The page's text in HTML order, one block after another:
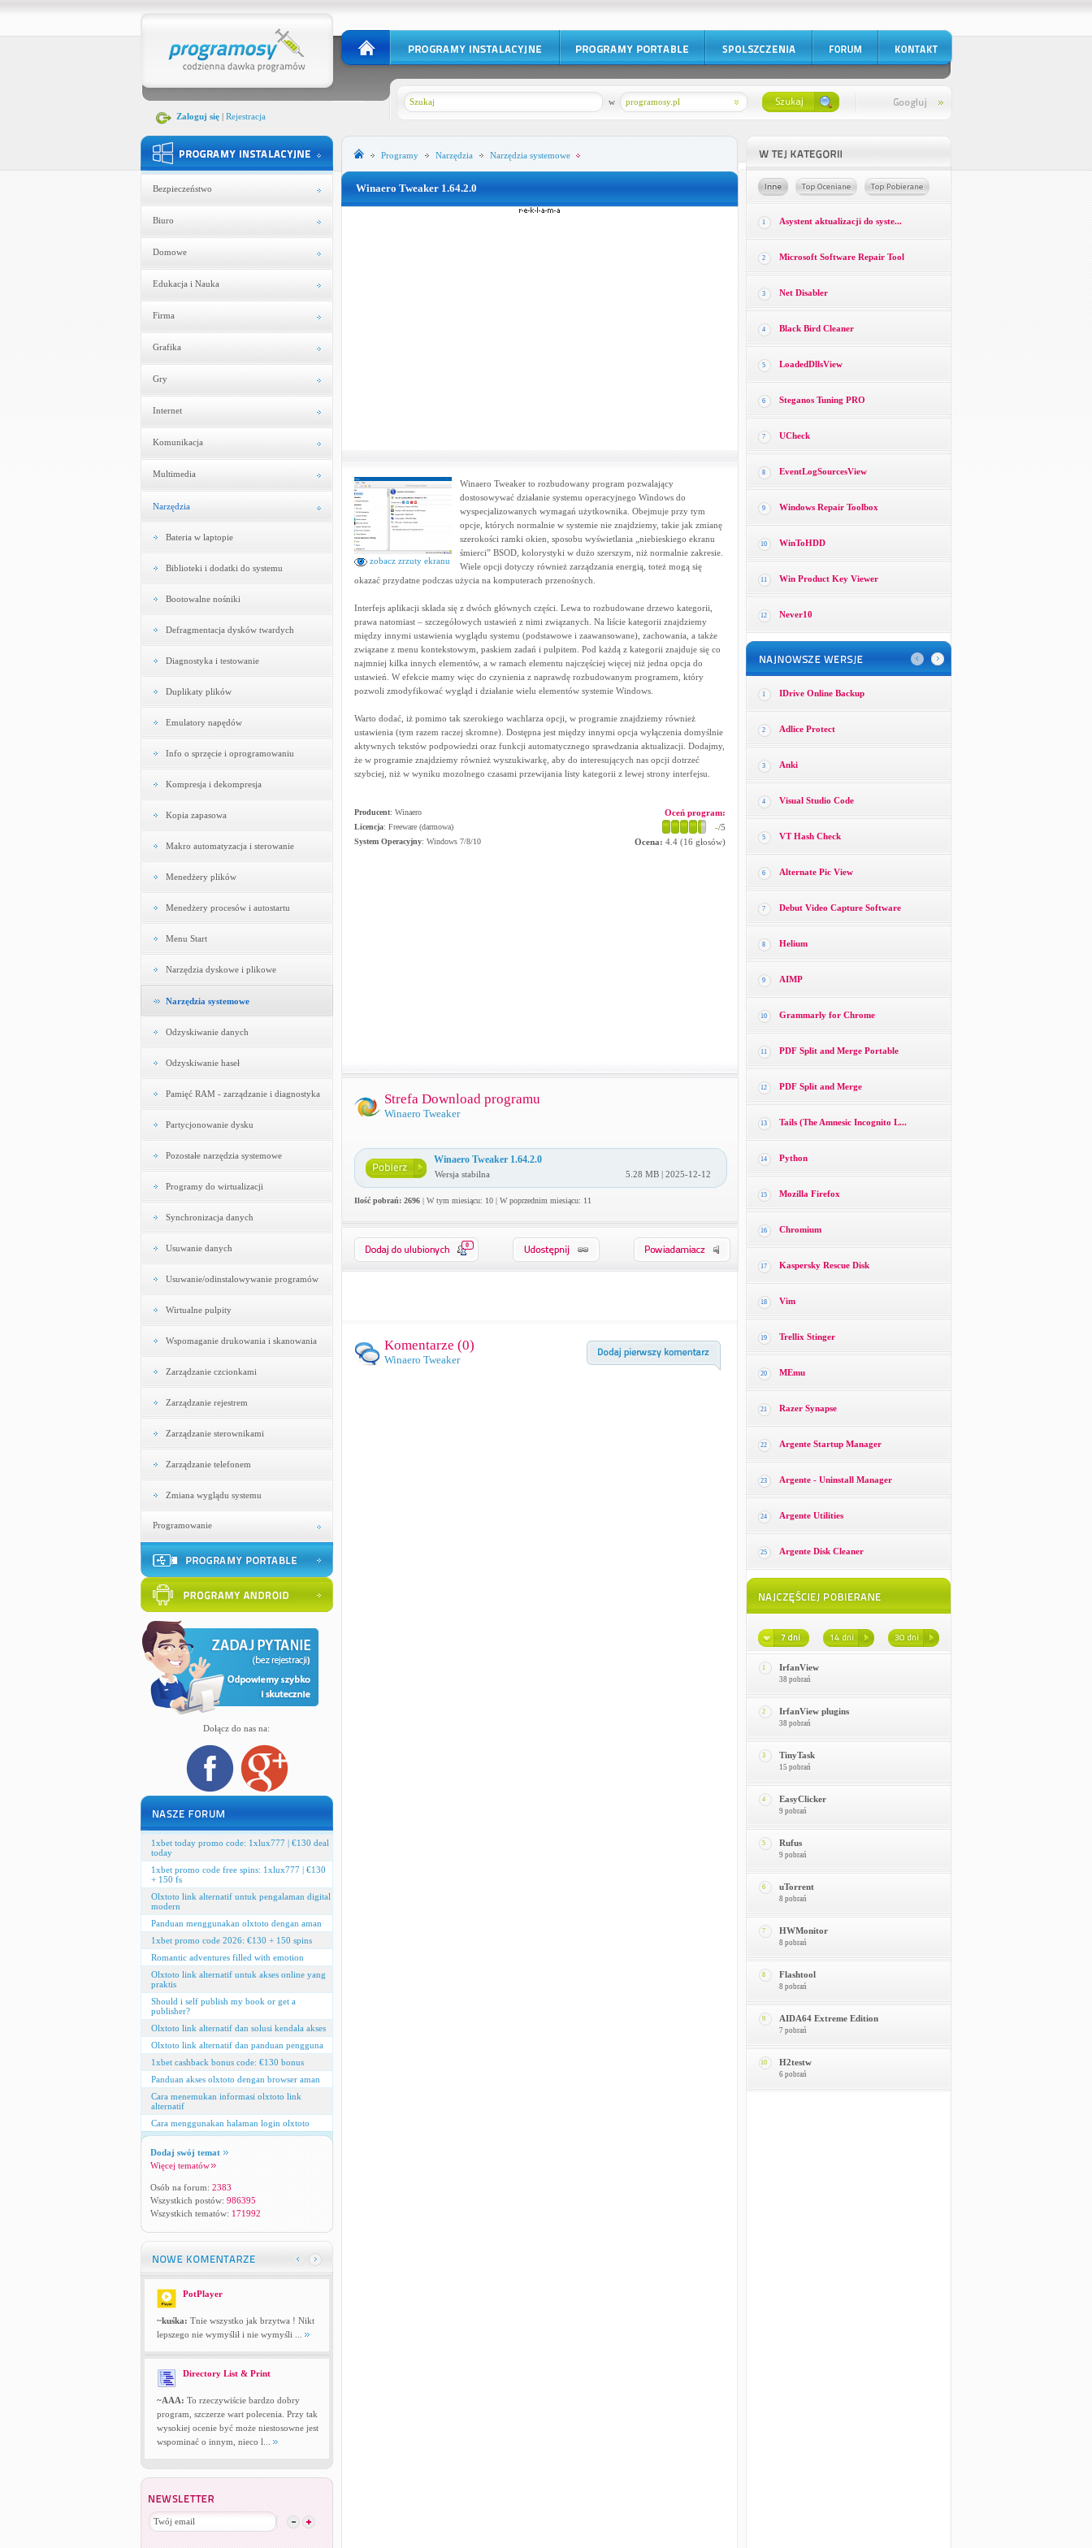
Zaloguj się| Rejestracja
programosy.pl
w
Bezpieczeństwo
Biuro
Domowe
Edukacja i Nauka
Firma
Grafika
Gry
Internet
Komunikacja
Multimedia
Narzędzia
Bateria w laptopie
Biblioteki i dodatki do systemu
Bootowalne nośniki
Defragmentacja dysków twardych
Diagnostyka i testowanie
Duplikaty plików
Emulatory napędów
Info o sprzęcie i oprogramowaniu
Kompresja i dekompresja
Kopia zapasowa
Makro automatyzacja i sterowanie
Menedżery plików
Menedżery procesów i autostartu
Menu Start
Narzędzia dyskowe i plikowe
Narzędzia systemowe
Odzyskiwanie danych
Odzyskiwanie haseł
Pamięć RAM - zarządzanie i diagnostyka
Partycjonowanie dysku
Pozostałe narzędzia systemowe
Programy do wirtualizacji
Synchronizacja danych
Usuwanie danych
Usuwanie/odinstalowywanie programów
Wirtualne pulpity
Wspomaganie drukowania i skanowania
Zarządzanie czcionkami
Zarządzanie rejestrem
Zarządzanie sterownikami
Zarządzanie telefonem
Zmiana wyglądu systemu
Programowanie
Dołącz do nas na:
1xbet today promo code: 1xlux777 | €130 deal
today
1xbet promo code free spins: 1xlux777 | €130
+ 150 fs
Olxtoto link alternatif untuk pengalaman digital
modern
Panduan menggunakan olxtoto dengan aman
1xbet promo code 2026: €130 + 150 spins
Romantic adventures filled with emotion
Olxtoto link alternatif untuk akses online yang
praktis
Should i self publish my book or get a
publisher?
Olxtoto link alternatif dan solusi kendala akses
Olxtoto link alternatif dan panduan pengguna
1xbet cashback bonus code: €130 bonus
Panduan akses olxtoto dengan browser aman
Cara menemukan informasi olxtoto link
alternatif
Cara menggunakan halaman login olxtoto
Dodaj swój temat
Więcej tematów
Osób na forum: 2383
Wszystkich postów: 986395
Wszystkich tematów: 171992
PotPlayer
~kuśka: Tnie wszystko jak brzytwa ! Nikt
lepszego nie wymyślił i nie wymyśli ...
Directory List & Print
~AAA: To rzeczywiście bardzo dobry
program, szczerze wart polecenia. Przy tak
wysokiej ocenie być może niestosowne jest
wspominać o innym, nieco l...
Programy Narzędzia Narzędzia systemowe
Winaero Tweaker 1.64.2.0
zobacz zrzuty ekranu
Winaero Tweaker to rozbudowany program pozwalający
dostosowywać działanie systemu operacyjnego Windows do
wyspecjalizowanych wymagań użytkownika. Obejmuje przy tym
opcje, których normalnie w systemie nie znajdziemy, takie jak zmianę
szerokości ramki okien, sposobu wyświetlania „niebieskiego ekranu
śmierci” BSOD, kolorystyki w dużo szerszym, niż normalnie zakresie.
Wiele opcji dotyczy również zarządzania energią, toteż mogą się
okazać przydatne podczas użycia na komputerach przenośnych.
Interfejs aplikacji składa się z dwóch głównych części. Lewa to rozbudowane drzewo kategorii,
prawa natomiast – szczegółowych ustawień z nimi związanych. Na liście kategorii znajdziemy
między innymi ustawienia wyglądu systemu (podstawowe i zaawansowane), zachowania, a także
związane z menu kontekstowym, paskiem zadań i pulpitem. Pod każdą z kategorii znajduje się co
najmniej kilka innych elementów, a w ramach elementu najczęściej więcej niż jedna opcja do
ustawień. W efekcie mamy więc do czynienia z naprawdę rozbudowanym programem, który
pozwoli zmodyfikować wygląd i działanie wielu elementów systemie Windows.
Warto dodać, iż pomimo tak szerokiego wachlarza opcji, w programie znajdziemy również
ustawienia (tym razem raczej skromne). Dostępna jest między innymi opcja wyłączenia domyślnie
aktywnych tekstów podpowiedzi oraz funkcji automatycznego sprawdzania aktualizacji. Dodajmy,
że w programie znajdziemy również wyszukiwarkę, aby do interesujących nas opcji dotrzeć
szybciej, niż w wyniku mozolnego czasami przewijania listy kategorii z lewej strony interfejsu.
Producent: Winaero
Licencja: Freeware (darmowa)
System Operacyjny: Windows 7/8/10
Oceń program:
-/5
Ocena: 4.4(16 głosów)
Strefa Download programu
Winaero Tweaker
Winaero Tweaker 1.64.2.0
Wersja stabilna 5.28 MB | 2025-12-12
Ilość pobrań: 2696| W tym miesiącu: 10 | W poprzednim miesiącu: 11
0
Komentarze (0)
Winaero Tweaker
1 Asystent aktualizacji do syste...
2 Microsoft Software Repair Tool
3 Net Disabler
4 Black Bird Cleaner
5 LoadedDllsView
6 Steganos Tuning PRO
7 UCheck
8 EventLogSourcesView
9 Windows Repair Toolbox
10 WinToHDD
11 Win Product Key Viewer
12 Never10
1 IDrive Online Backup
2 Adlice Protect
3 Anki
4 Visual Studio Code
5 VT Hash Check
6 Alternate Pic View
7 Debut Video Capture Software
8 Helium
9 AIMP
10 Grammarly for Chrome
11 PDF Split and Merge Portable
12 PDF Split and Merge
13 Tails (The Amnesic Incognito L...
14 Python
15 Mozilla Firefox
16 Chromium
17 Kaspersky Rescue Disk
18 Vim
19 Trellix Stinger
20 MEmu
21 Razer Synapse
22 Argente Startup Manager
23 Argente - Uninstall Manager
24 Argente Utilities
25 Argente Disk Cleaner
1 IrfanView
38 pobrań
2 IrfanView plugins
38 pobrań
3 TinyTask
15 pobrań
4 EasyClicker
9 pobrań
5 Rufus
9 pobrań
6 uTorrent
8 pobrań
7 HWMonitor
8 pobrań
8 Flashtool
8 pobrań
9 AIDA64 Extreme Edition
7 pobrań
10 H2testw
6 pobrań